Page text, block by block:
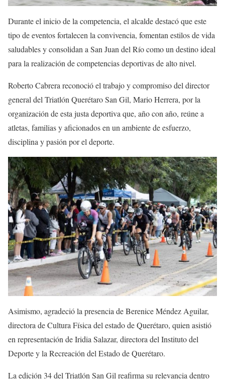
Durante el inicio de la competencia, el alcalde destacó que este
tipo de eventos fortalecen la convivencia, fomentan estilos de vida
saludables y consolidan a San Juan del Río como un destino ideal
para la realización de competencias deportivas de alto nivel.
Roberto Cabrera reconoció el trabajo y compromiso del director
general del Triatlón Querétaro San Gil, Mario Herrera, por la
organización de esta justa deportiva que, año con año, reúne a
atletas, familias y aficionados en un ambiente de esfuerzo,
disciplina y pasión por el deporte.
Asimismo, agradeció la presencia de Berenice Méndez Aguilar,
directora de Cultura Física del estado de Querétaro, quien asistió
en representación de Iridia Salazar, directora del Instituto del
Deporte y la Recreación del Estado de Querétaro.
La edición 34 del Triatlón San Gil reafirma su relevancia dentro